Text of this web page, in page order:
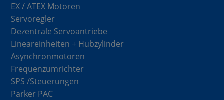
EX / ATEX Motoren
Servoregler
Dezentrale Servoantriebe
Lineareinheiten + Hubzylinder
Asynchronmotoren
Frequenzumrichter
SPS /Steuerungen
Parker PAC